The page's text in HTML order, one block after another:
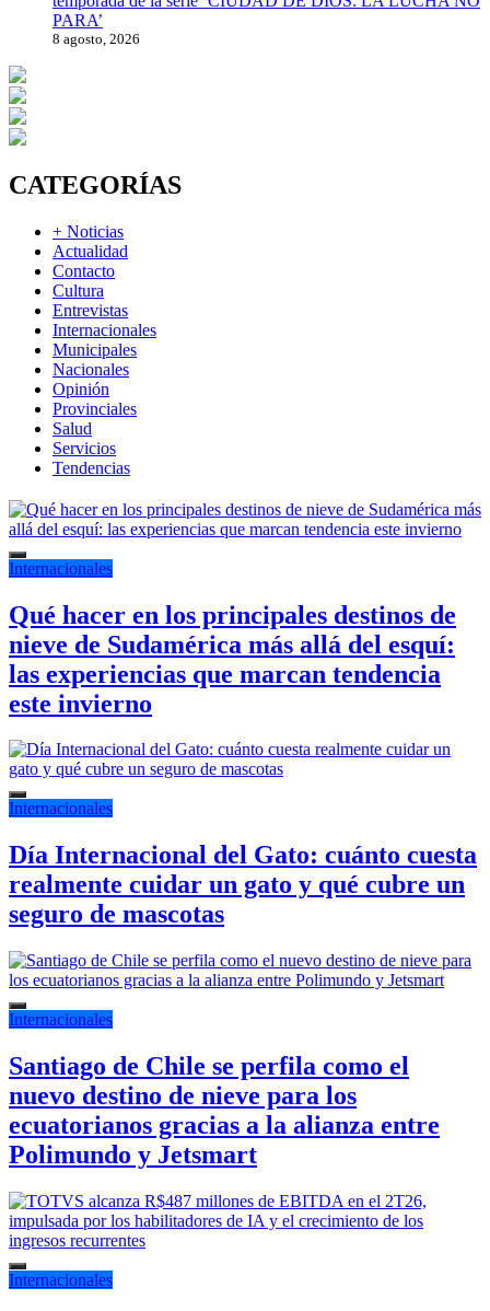
PARA’
8 agosto, 2026
CATEGORÍAS
+ Noticias
Actualidad
Contacto
Cultura
Entrevistas
Internacionales
Municipales
Nacionales
Opinión
Provinciales
Salud
Servicios
Tendencias
Internacionales
Qué hacer en los principales destinos de
nieve de Sudamérica más allá del esquí:
las experiencias que marcan tendencia
este invierno
Internacionales
Día Internacional del Gato: cuánto cuesta
realmente cuidar un gato y qué cubre un
seguro de mascotas
Internacionales
Santiago de Chile se perfila como el
nuevo destino de nieve para los
ecuatorianos gracias a la alianza entre
Polimundo y Jetsmart
Internacionales